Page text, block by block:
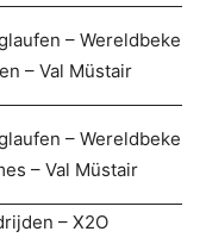
– Wereldbeker
– Val Müstair
– Wereldbeker
– Val Müstair
– X2O